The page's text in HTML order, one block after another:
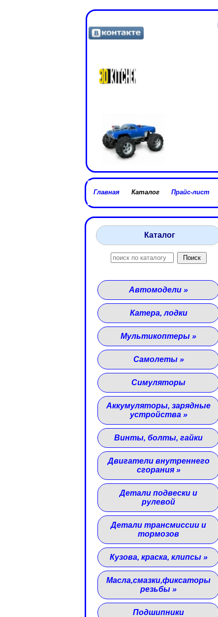
Главная Каталог Прайс-лист
Каталог
Автомодели »
Катера, лодки
Мультикоптеры »
Самолеты»
Симуляторы
Аккумуляторы, зарядные
устройства»
Винты, болты, гайки
Двигатели внутреннего
сгорания»
Детали подвески и
рулевой
Детали трансмиссии и
тормозов
Кузова, краска, клипсы»
Масла,смазки,фиксаторы
резьбы »
Подшипники